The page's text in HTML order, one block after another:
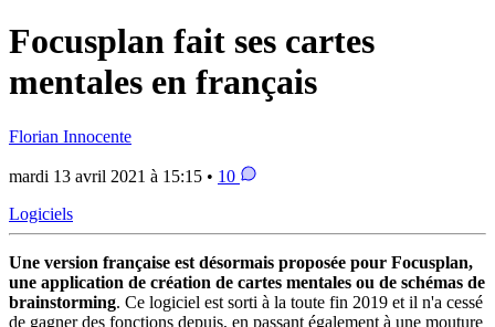
Focusplan fait ses cartes
mentales en français
Florian Innocente
mardi 13 avril 2021 à 15:15 • 10
Logiciels
Une version française est désormais proposée pour Focusplan,
une application de création de cartes mentales ou de schémas de
brainstorming. Ce logiciel est sorti à la toute fin 2019 et il n'a cessé
de gagner des fonctions depuis, en passant également à une mouture